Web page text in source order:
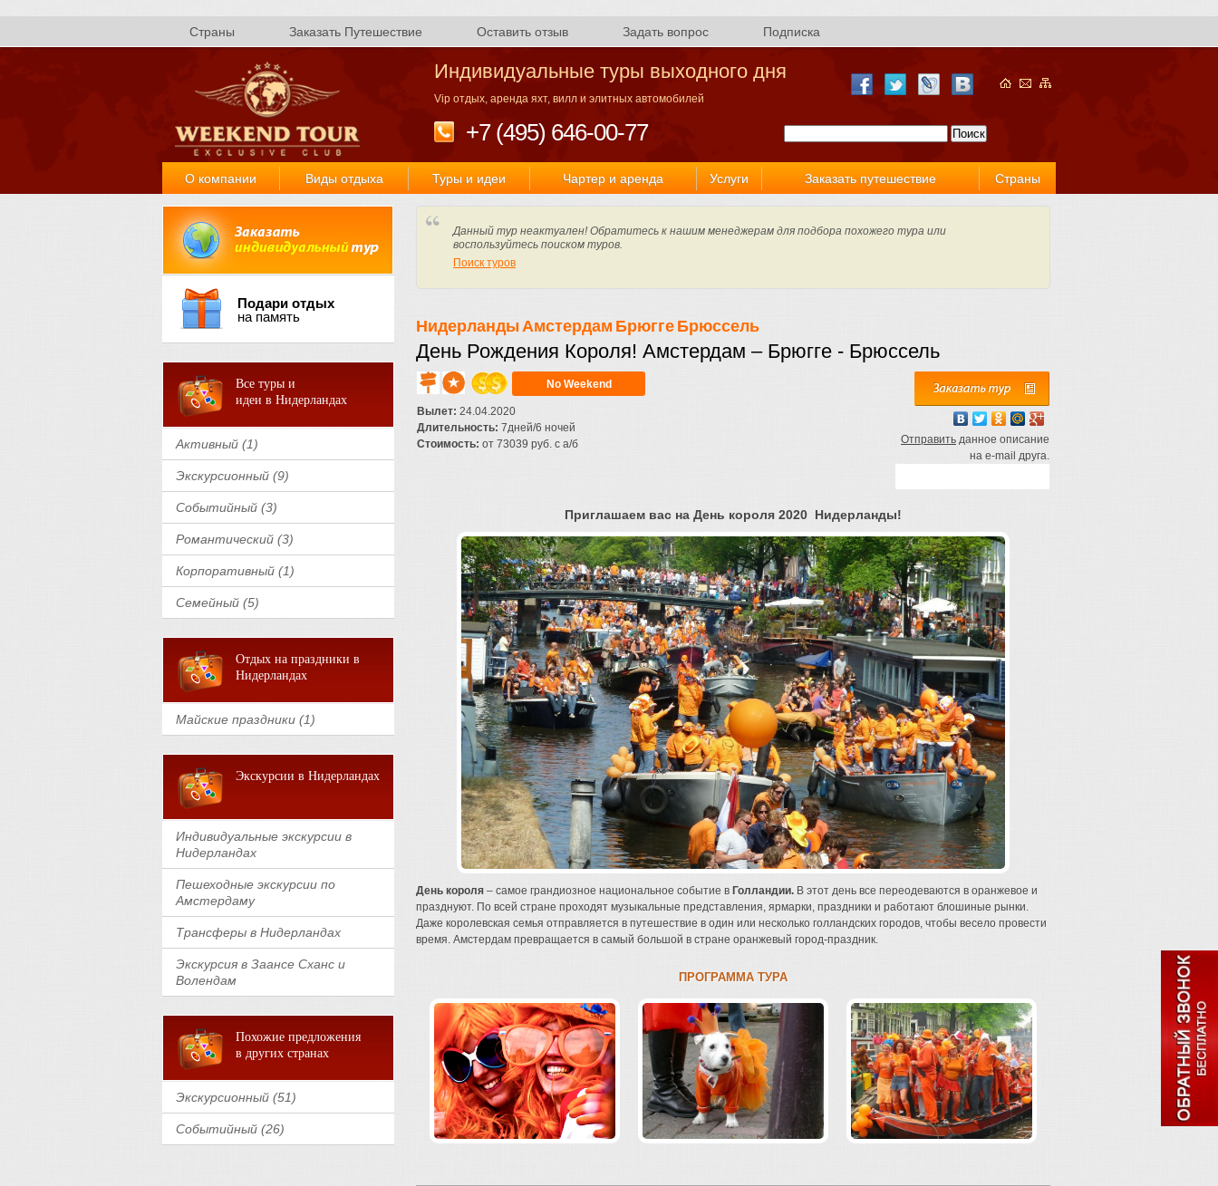
Страны Заказать Путешествие Оставить отзыв Задать вопрос Подписка
Индивидуальные туры выходного дня
Vip отдых, аренда яхт, вилл и элитных автомобилей
+7 (495) 646-00-77
О компании Виды отдыха Туры и идеи Чартер и аренда Услуги Заказать путешествие Страны
Подари отдых
на память
Все туры и
идеи в Нидерландах
Активный (1)
Экскурсионный (9)
Событийный (3)
Романтический (3)
Корпоративный (1)
Семейный (5)
Отдых на праздники в
Нидерландах
Майские праздники (1)
Экскурсии в Нидерландах
Индивидуальные экскурсии в
Нидерландах
Пешеходные экскурсии по
Амстердаму
Трансферы в Нидерландах
Экскурсия в Заансе Сханс и
Волендам
Похожие предложения
в других странах
Экскурсионный (51)
Событийный (26)
Данный тур неактуален! Обратитесь к нашим менеджерам для подбора похожего тура или
воспользуйтесь поиском туров.
Поиск туров
НидерландыАмстердам Брюгге Брюссель
День Рождения Короля! Амстердам – Брюгге - Брюссель
No Weekend
Вылет: 24.04.2020
Длительность: 7дней/6 ночей
Стоимость: от 73039 руб. с а/б Отправить данное описание
на e-mail друга.
Приглашаем вас на День короля 2020 Нидерланды!
День короля – самое грандиозное национальное событие в Голландии. В этот день все переодеваются в оранжевое и
празднуют. По всей стране проходят музыкальные представления, ярмарки, праздники и работают блошиные рынки.
Даже королевская семья отправляется в путешествие в один или несколько голландских городов, чтобы весело провести
время. Амстердам превращается в самый большой в стране оранжевый город-праздник.
ПРОГРАММА ТУРА